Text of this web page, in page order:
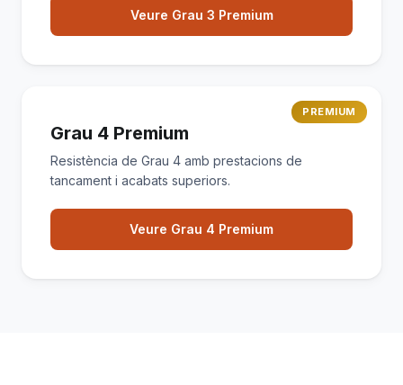
Veure Grau 3 Premium
PREMIUM
Grau 4 Premium
Resistència de Grau 4 amb prestacions de
tancament i acabats superiors.
Veure Grau 4 Premium